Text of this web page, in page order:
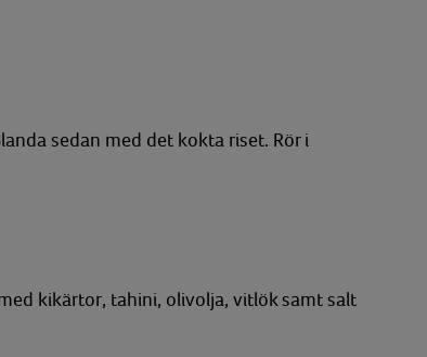
sedan med det kokta riset. Rör i
kikärtor, tahini, olivolja, vitlök samt salt